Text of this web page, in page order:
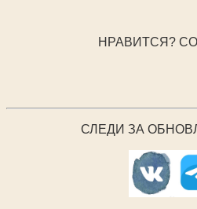
НРАВИТСЯ?
СЛЕДИ ЗА